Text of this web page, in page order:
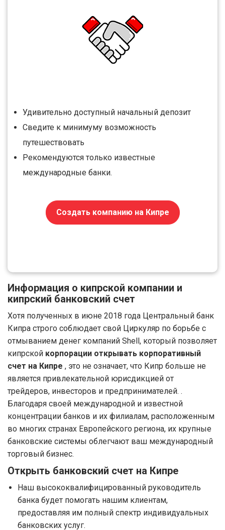
Удивительно доступный начальный депозит
Сведите к минимуму возможность
путешествовать
Рекомендуются только известные
международные банки.
Создать компанию на Кипре
Информация о кипрской компании и
кипрский банковский счет
Хотя полученных в июне 2018 года Центральный банк
Кипра строго соблюдает свой Циркуляр по борьбе с
отмыванием денег компаний Shell, который позволяет
кипрской корпорации открывать корпоративный
счет на Кипре , это не означает, что Кипр больше не
является привлекательной юрисдикцией от
трейдеров, инвесторов и предпринимателей. .
Благодаря своей международной и известной
концентрации банков и их филиалам, расположенным
во многих странах Европейского региона, их крупные
банковские системы облегчают ваш международный
торговый бизнес.
Открыть банковский счет на Кипре
Наш высококвалифицированный руководитель
банка будет помогать нашим клиентам,
предоставляя им полный спектр индивидуальных
банковских услуг.